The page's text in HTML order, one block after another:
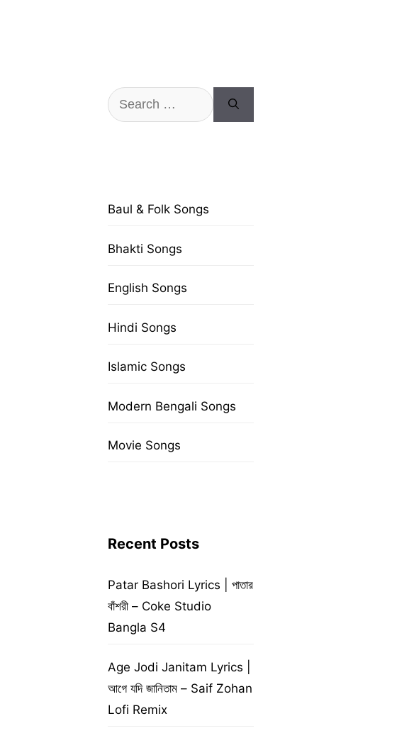
Search
for:
Baul & Folk Songs
Bhakti Songs
English Songs
Hindi Songs
Islamic Songs
Modern Bengali Songs
Movie Songs
Recent Posts
Patar Bashori Lyrics | পাতার
বাঁশরী – Coke Studio
Bangla S4
Age Jodi Janitam Lyrics |
আগে যদি জানিতাম – Saif Zohan
Lofi Remix